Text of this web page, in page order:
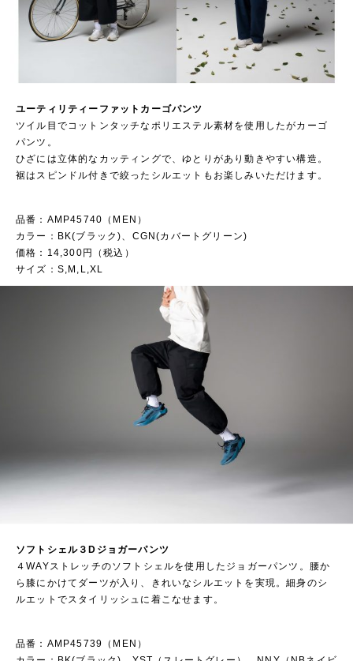
ユーティリティーファットカーゴパンツ
ツイル目でコットンタッチなポリエステル素材を使用したがカーゴ
パンツ。
ひざには立体的なカッティングで、ゆとりがあり動きやすい構造。
裾はスピンドル付きで絞ったシルエットもお楽しみいただけます。
品番：AMP45740（MEN）
カラー：BK(ブラック)、CGN(カバートグリーン)
価格：14,300円（税込）
サイズ：S,M,L,XL
ソフトシェル３Dジョガーパンツ
４WAYストレッチのソフトシェルを使用したジョガーパンツ。腰か
ら膝にかけてダーツが入り、きれいなシルエットを実現。細身のシ
ルエットでスタイリッシュに着こなせます。
品番：AMP45739（MEN）